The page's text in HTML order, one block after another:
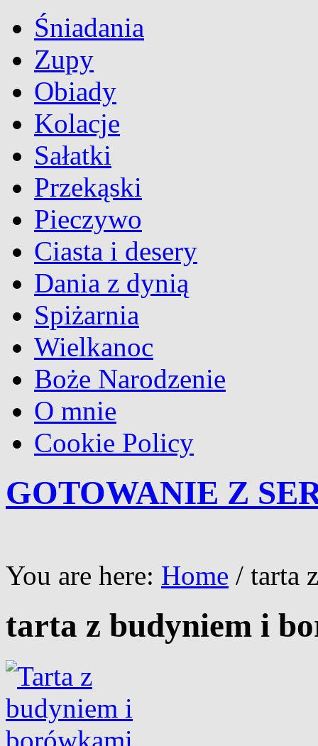
Śniadania
Zupy
Obiady
Kolacje
Sałatki
Przekąski
Pieczywo
Ciasta i desery
Dania z dynią
Spiżarnia
Wielkanoc
Boże Narodzenie
O mnie
Cookie Policy
GOTOWANIE Z
You are here: Home / tarta
tarta z budyniem i